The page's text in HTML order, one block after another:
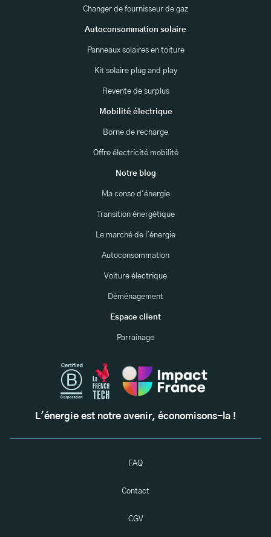
Changer de fournisseur de gaz
Autoconsommation solaire
Panneaux solaires en toiture
Kit solaire plug and play
Revente de surplus
Mobilité électrique
Borne de recharge
Offre électricité mobilité
Notre blog
Ma conso d'énergie
Transition énergétique
Le marché de l'énergie
Autoconsommation
Voiture électrique
Déménagement
Espace client
Parrainage
L'énergie est notre avenir, économisons-la !
FAQ
Contact
CGV